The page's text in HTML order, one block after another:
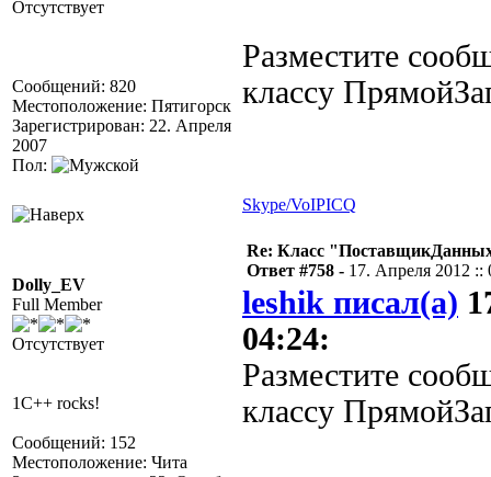
Отсутствует
Сообщений: 820
Местоположение: Пятигорск
Зарегистрирован: 22. Апреля
2007
Пол:
Разместите
классу
Skype/VoIPICQ
Dolly_EV
Full Member
Отсутствует
1C++ rocks!
Сообщений: 152
Местоположение: Чита
Re: Класс
Ответ #758 - 17. Апреля 2012 ::
leshik писал(а)
04:24:
Разместите
классу